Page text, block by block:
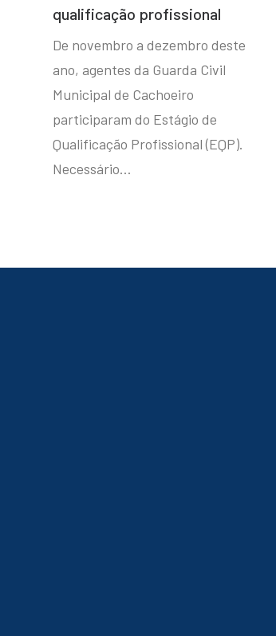
qualificação profissional
De novembro a dezembro deste
ano, agentes da Guarda Civil
Municipal de Cachoeiro
participaram do Estágio de
Qualificação Profissional (EQP).
Necessário…